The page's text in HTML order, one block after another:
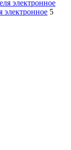
электронное 5